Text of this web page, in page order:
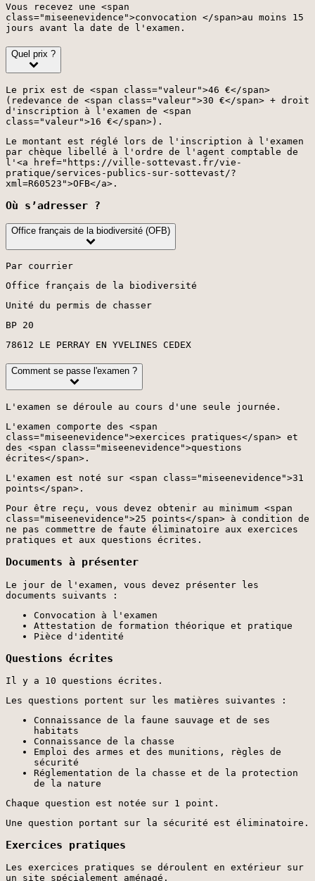
Vous recevez une <span
class="miseenevidence">convocation </span>au moins 15
jours avant la date de l'examen.
Quel prix ?
Le prix est de <span class="valeur">46 €</span>
(redevance de <span class="valeur">30 €</span> + droit
d'inscription à l'examen de <span
class="valeur">16 €</span>).
Le montant est réglé lors de l'inscription à l'examen
par chèque libellé à l'ordre de l'agent comptable de
l'<a href="https://ville-sottevast.fr/vie-
pratique/services-publics-sur-sottevast/?
xml=R60523">OFB</a>.
Où s’adresser ?
Office français de la biodiversité (OFB)
Par courrier
Office français de la biodiversité
Unité du permis de chasser
BP 20
78612 LE PERRAY EN YVELINES CEDEX
Comment se passe l'examen ?
L'examen se déroule au cours d'une seule journée.
L'examen comporte des <span
class="miseenevidence">exercices pratiques</span> et
des <span class="miseenevidence">questions
écrites</span>.
L'examen est noté sur <span class="miseenevidence">31
points</span>.
Pour être reçu, vous devez obtenir au minimum <span
class="miseenevidence">25 points</span> à condition de
ne pas commettre de faute éliminatoire aux exercices
pratiques et aux questions écrites.
Documents à présenter
Le jour de l'examen, vous devez présenter les
documents suivants :
Convocation à l'examen
Attestation de formation théorique et pratique
Pièce d'identité
Questions écrites
Il y a 10 questions écrites.
Les questions portent sur les matières suivantes :
Connaissance de la faune sauvage et de ses
habitats
Connaissance de la chasse
Emploi des armes et des munitions, règles de
sécurité
Réglementation de la chasse et de la protection
de la nature
Chaque question est notée sur 1 point.
Une question portant sur la sécurité est éliminatoire.
Exercices pratiques
Les exercices pratiques se déroulent en extérieur sur
un site spécialement aménagé.